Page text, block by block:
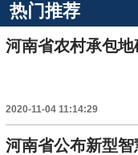
热门推荐
河南省农村承包
2020-11-04 11:14:29
河南省公布新型